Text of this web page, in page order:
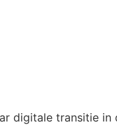
digitale transitie in